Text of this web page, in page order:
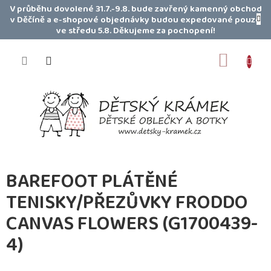
PřejítV průběhu dovolené 31.7.-9.8. bude zavřený kamenný obchod
v Děčíně a e-shopové objednávky budou expedované pouze
ve středu 5.8. Děkujeme za pochopení!
BAREFOOT PLÁTĚNÉ
TENISKY/PŘEZŮVKY FRODDO
CANVAS FLOWERS (G1700439-
4)